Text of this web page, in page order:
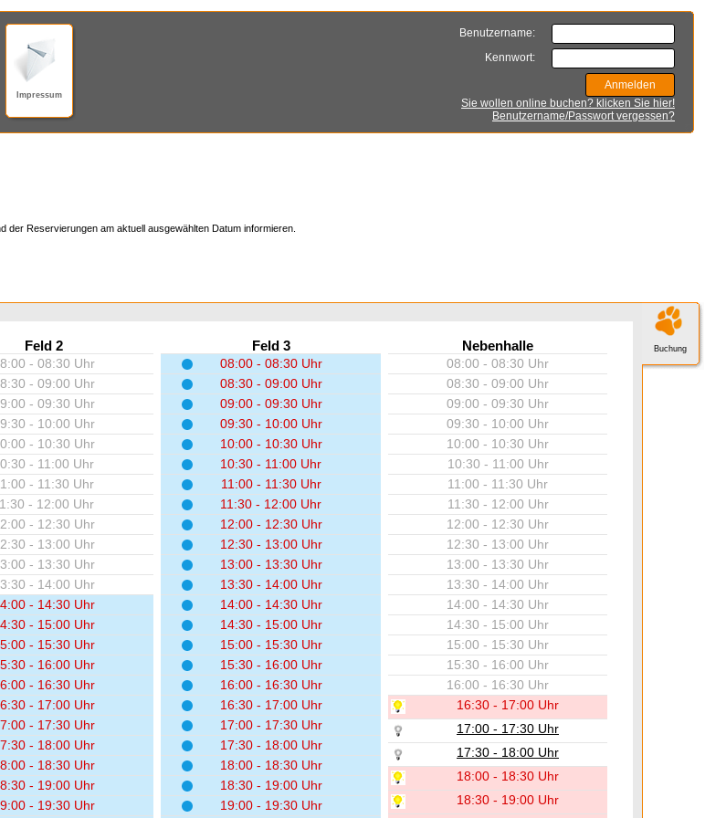
Impressum
Benutzername:
Kennwort:
Sie wollen online buchen? klicken Sie hier!
Benutzername/Passwort vergessen?
der Reservierungen am aktuell ausgewählten Datum informieren.
Feld 2
- 08:30 Uhr
- 09:00 Uhr
- 09:30 Uhr
- 10:00 Uhr
- 10:30 Uhr
- 11:00 Uhr
- 11:30 Uhr
- 12:00 Uhr
- 12:30 Uhr
- 13:00 Uhr
- 13:30 Uhr
- 14:00 Uhr
- 14:30 Uhr
- 15:00 Uhr
- 15:30 Uhr
- 16:00 Uhr
- 16:30 Uhr
- 17:00 Uhr
- 17:30 Uhr
- 18:00 Uhr
- 18:30 Uhr
- 19:00 Uhr
- 19:30 Uhr
Feld 3
08:00 - 08:30 Uhr
08:30 - 09:00 Uhr
09:00 - 09:30 Uhr
09:30 - 10:00 Uhr
10:00 - 10:30 Uhr
10:30 - 11:00 Uhr
11:00 - 11:30 Uhr
11:30 - 12:00 Uhr
12:00 - 12:30 Uhr
12:30 - 13:00 Uhr
13:00 - 13:30 Uhr
13:30 - 14:00 Uhr
14:00 - 14:30 Uhr
14:30 - 15:00 Uhr
15:00 - 15:30 Uhr
15:30 - 16:00 Uhr
16:00 - 16:30 Uhr
16:30 - 17:00 Uhr
17:00 - 17:30 Uhr
17:30 - 18:00 Uhr
18:00 - 18:30 Uhr
18:30 - 19:00 Uhr
19:00 - 19:30 Uhr
Nebenhalle
08:00 - 08:30 Uhr
08:30 - 09:00 Uhr
09:00 - 09:30 Uhr
09:30 - 10:00 Uhr
10:00 - 10:30 Uhr
10:30 - 11:00 Uhr
11:00 - 11:30 Uhr
11:30 - 12:00 Uhr
12:00 - 12:30 Uhr
12:30 - 13:00 Uhr
13:00 - 13:30 Uhr
13:30 - 14:00 Uhr
14:00 - 14:30 Uhr
14:30 - 15:00 Uhr
15:00 - 15:30 Uhr
15:30 - 16:00 Uhr
16:00 - 16:30 Uhr
16:30 - 17:00 Uhr
17:00 - 17:30 Uhr
17:30 - 18:00 Uhr
18:00 - 18:30 Uhr
18:30 - 19:00 Uhr
Buchung